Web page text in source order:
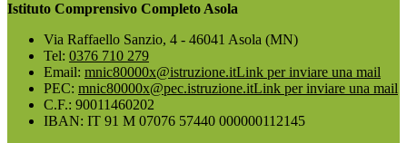
Istituto Comprensivo Completo Asola
Via Raffaello Sanzio, 4 - 46041 Asola (MN)
Tel: 0376 710 279
Email: mnic80000x@istruzione.itLink per inviare una mail
PEC: mnic80000x@pec.istruzione.itLink per inviare una mail
C.F.: 90011460202
IBAN: IT 91 M 07076 57440 000000112145